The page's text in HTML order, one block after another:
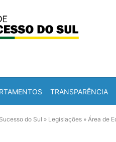
Aberta
TRANSPARÊNCIA
do Sul » Legislações » Área de